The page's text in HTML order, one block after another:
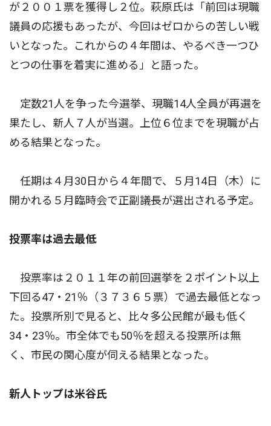
が２００１票を獲得し２位。萩原氏は「前回は現職
議員の応援もあったが、今回はゼロからの苦しい戦
いとなった。これからの４年間は、やるべき一つひ
とつの仕事を着実に進める」と語った。
定数21人を争った今選挙、現職14人全員が再選を
果たし、新人７人が当選。上位６位までを現職が占
める結果となった。
任期は４月30日から４年間で、５月14日（木）に
開かれる５月臨時会で正副議長が選出される予定。
投票率は過去最低
投票率は２０１１年の前回選挙を２ポイント以上
下回る47・21％（３７３６５票）で過去最低となっ
た。投票所別で見ると、比々多公民館が最も低く
34・23％。市全体でも50％を超える投票所は無
く、市民の関心度が伺える結果となった。
新人トップは米谷氏